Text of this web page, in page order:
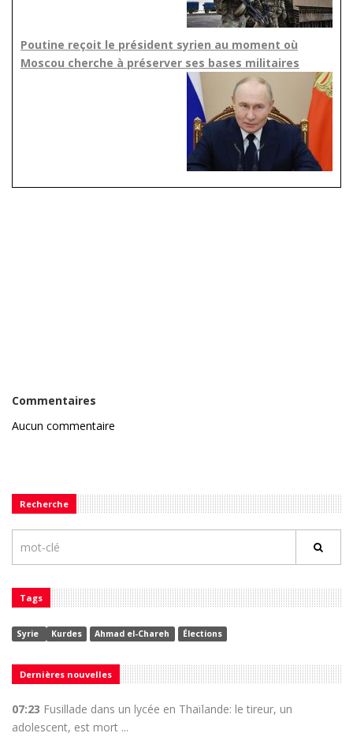
Poutine reçoit le président syrien au moment où
Moscou cherche à préserver ses bases militaires
Commentaires
Aucun commentaire
Recherche
Tags
Syrie Kurdes Ahmad el-Chareh Élections
Dernières nouvelles
07:23 Fusillade dans un lycée en Thaïlande: le tireur, un
adolescent, est mort ...